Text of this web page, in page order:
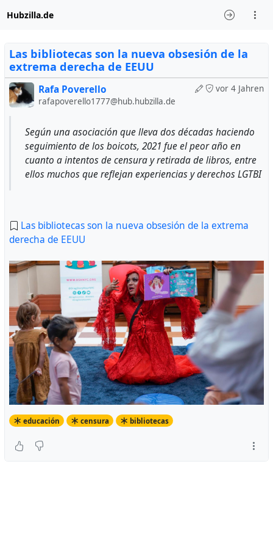
Hubzilla.de
Las bibliotecas son la nueva obsesión de la
extrema derecha de EEUU
vor 4 Jahren
Rafa Poverello
rafapoverello1777@hub.hubzilla.de
Según una asociación que lleva dos décadas haciendo
seguimiento de los boicots, 2021 fue el peor año en
cuanto a intentos de censura y retirada de libros, entre
ellos muchos que reflejan experiencias y derechos LGTBI
Las bibliotecas son la nueva obsesión de la extrema
derecha de EEUU
educación censura bibliotecas